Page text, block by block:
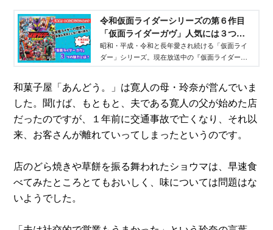
令和仮面ライダーシリーズの第６作目
「仮面ライダーガヴ」人気には３つの
理由があった！ - TELEMAGA.net｜講
談社
昭和・平成・令和と長年愛され続ける「仮面ライ
ダー」シリーズ。現在放送中の『仮面ライダー
和菓子屋「あんどう。」は寛人の母・玲奈が営んでいま
した。聞けば、もともと、夫である寛人の父が始めた店
だったのですが、１年前に交通事故で亡くなり、それ以
来、お客さんが離れていってしまったというのです。
店のどら焼きや草餅を振る舞われたショウマは、早速食
べてみたところとてもおいしく、味については問題はな
いようでした。